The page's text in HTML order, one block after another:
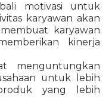
motivasi untuk
karyawan akan
karyawan
kinerja
menguntungkan
untuk lebih
yang lebih